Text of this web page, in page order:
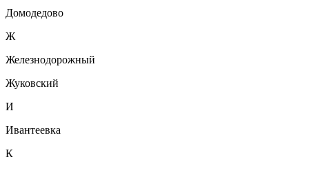
Домодедово
Ж
Железнодорожный
Жуковский
И
Ивантеевка
К